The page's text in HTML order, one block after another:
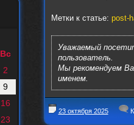
Вс
2
9
16
23
Метки к статье: post-
Уважаемый
пользователь.
Мы рекомендуем
именем.
23 октября 2025